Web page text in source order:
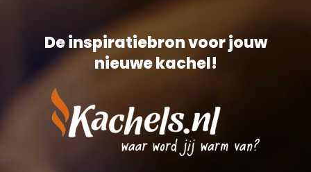
De inspiratiebron voor jouw
nieuwe kachel!